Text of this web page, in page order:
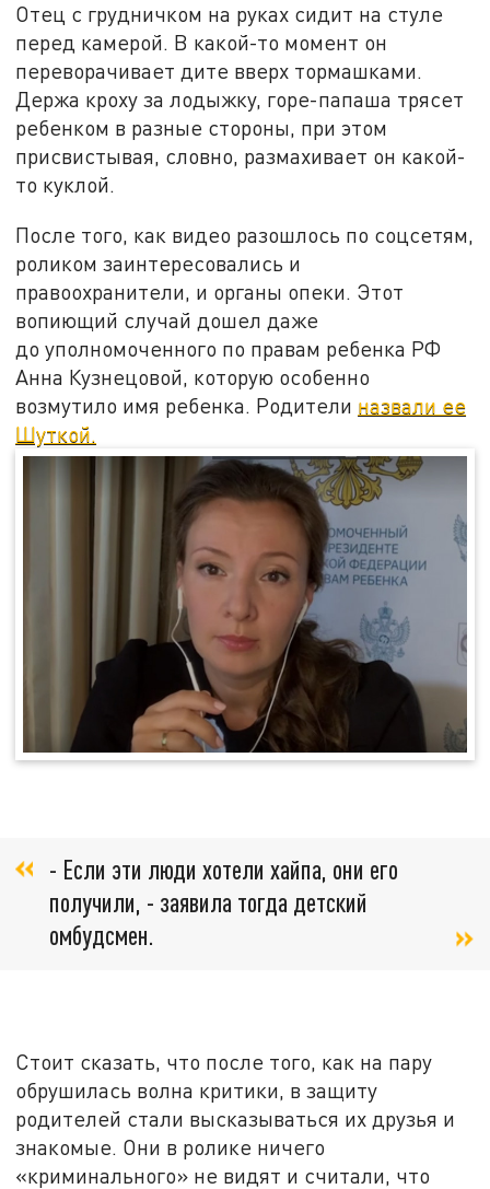
Отец с грудничком на руках сидит на стуле
перед камерой. В какой-то момент он
переворачивает дите вверх тормашками.
Держа кроху за лодыжку, горе-папаша трясет
ребенком в разные стороны, при этом
присвистывая, словно, размахивает он какой-
то куклой.
После того, как видео разошлось по соцсетям,
роликом заинтересовались и
правоохранители, и органы опеки. Этот
вопиющий случай дошел даже
до уполномоченного по правам ребенка РФ
Анна Кузнецовой, которую особенно
возмутило имя ребенка. Родители назвали ее
Шуткой.
- Если эти люди хотели хайпа, они его
получили, - заявила тогда детский
омбудсмен.
Стоит сказать, что после того, как на пару
обрушилась волна критики, в защиту
родителей стали высказываться их друзья и
знакомые. Они в ролике ничего
«криминального» не видят и считали, что